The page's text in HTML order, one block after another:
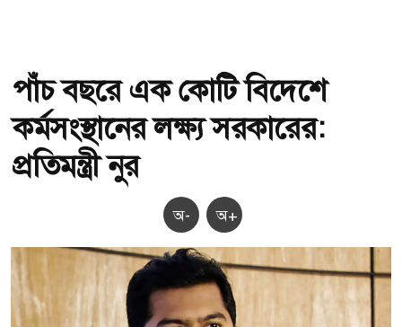
পাঁচ বছরে এক কোটি বিদেশে
কর্মসংস্থানের লক্ষ্য সরকারের:
প্রতিমন্ত্রী নুর
অ- অ+